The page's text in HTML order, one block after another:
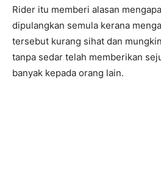
Rider itu memberi alasan
dipulangkan semula kerana
tersebut kurang sihat dan
tanpa sedar telah memberikan
banyak kepada orang lain.